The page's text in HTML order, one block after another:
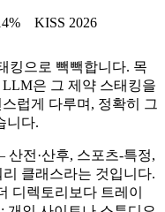
KISS 2026
킹으로 빽빽합니다. 목
은 그 제약 스태킹을
럽게 다루며, 정확히 그
니다.
전·산후, 스포츠-특정,
클래스라는 것입니다.
디렉토리보다 트레이